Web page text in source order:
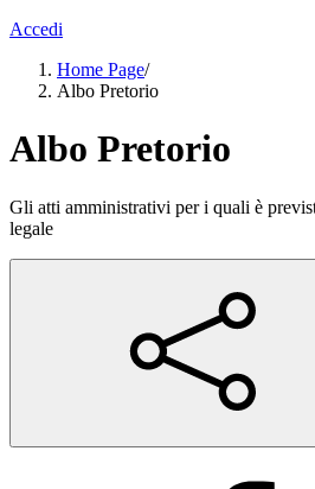
Accedi
Home Page/
Albo Pretorio
Albo Pretorio
Gli atti amministrativi per i quali è
legale